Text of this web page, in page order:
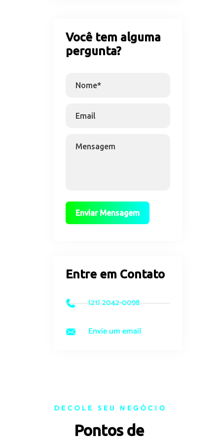
Você tem alguma
pergunta?
Entre em Contato
(21) 2042-0098
Envie um email
DECOLE SEU NEGÓCIO
Pontos de